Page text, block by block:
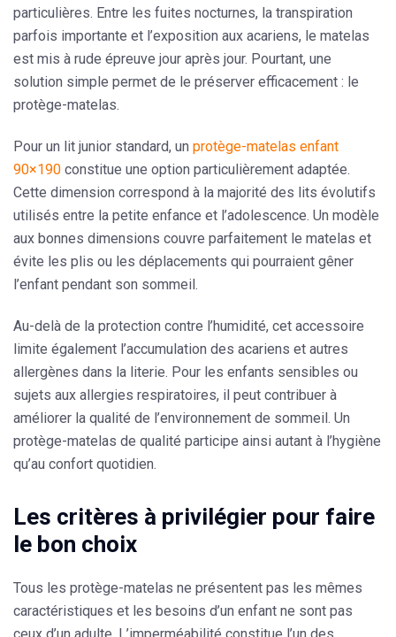
particulières. Entre les fuites nocturnes, la transpiration
parfois importante et l’exposition aux acariens, le matelas
est mis à rude épreuve jour après jour. Pourtant, une
solution simple permet de le préserver efficacement : le
protège-matelas.
Pour un lit junior standard, un protège-matelas enfant
90×190 constitue une option particulièrement adaptée.
Cette dimension correspond à la majorité des lits évolutifs
utilisés entre la petite enfance et l’adolescence. Un modèle
aux bonnes dimensions couvre parfaitement le matelas et
évite les plis ou les déplacements qui pourraient gêner
l’enfant pendant son sommeil.
Au-delà de la protection contre l’humidité, cet accessoire
limite également l’accumulation des acariens et autres
allergènes dans la literie. Pour les enfants sensibles ou
sujets aux allergies respiratoires, il peut contribuer à
améliorer la qualité de l’environnement de sommeil. Un
protège-matelas de qualité participe ainsi autant à l’hygiène
qu’au confort quotidien.
Les critères à privilégier pour faire
le bon choix
Tous les protège-matelas ne présentent pas les mêmes
caractéristiques et les besoins d’un enfant ne sont pas